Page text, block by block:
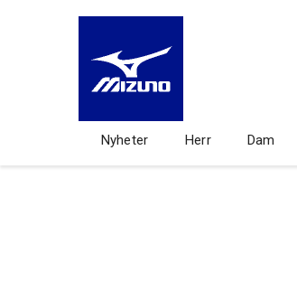
Nyheter Herr Dam